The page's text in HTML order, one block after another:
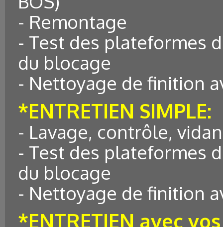
- Remontage
- Test des plateformes
du blocage
- Nettoyage de finition
*ENTRETIEN SIMPLE:
- Lavage, contrôle,
- Test des plateformes
du blocage
- Nettoyage de finition
*ENTRETIEN avec